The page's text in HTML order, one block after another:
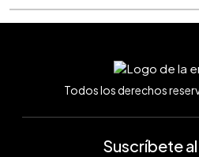
Todos los derechos
Suscríbete